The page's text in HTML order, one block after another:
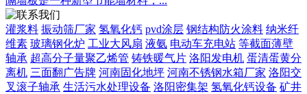
灌浆料 振动筛厂家 氢氧化钙 pvd涂层 钢结构防火涂料 纳米纤
维素 玻璃钢化炉 工业大风扇 液氨 电动车充电站 等截面薄壁
轴承 超高分子量聚乙烯管 铸铁暖气片 洛阳发电机 蛋清蛋黄分
离机 三面翻广告牌 河南固化地坪 河南不锈钢水箱厂家 洛阳交
叉滚子轴承 生活污水处理设备 洛阳密集架 氢氧化钙设备 矿井